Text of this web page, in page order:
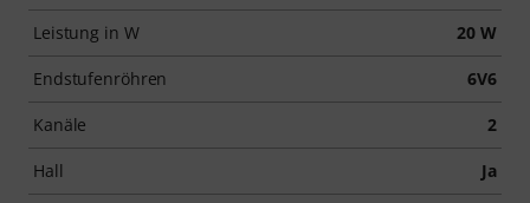
Leistung in W 20 W
Endstufenröhren 6V6
Kanäle 2
Hall Ja